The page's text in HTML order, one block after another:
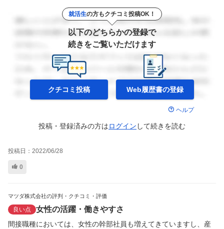
就活生の方もクチコミ投稿OK！
以下のどちらかの登録で
続きをご覧いただけます
クチコミ投稿 Web履歴書の登録
ヘルプ
投稿・登録済みの方はログイン して続きを読む
投稿日： 2022/06/28
0
マツダ株式会社の評判・クチコミ・評価
良い点 女性の活躍・働きやすさ
間接職種においては、女性の幹部社員も増えてきていますし、産